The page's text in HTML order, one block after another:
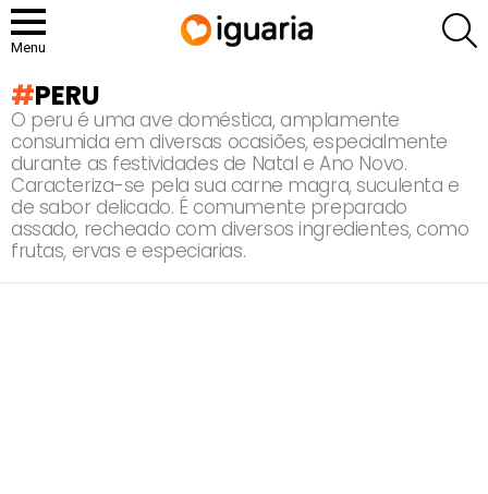
Menu
PERU
O peru é uma ave doméstica, amplamente
consumida em diversas ocasiões, especialmente
durante as festividades de Natal e Ano Novo.
Caracteriza-se pela sua carne magra, suculenta e
de sabor delicado. É comumente preparado
assado, recheado com diversos ingredientes, como
frutas, ervas e especiarias.